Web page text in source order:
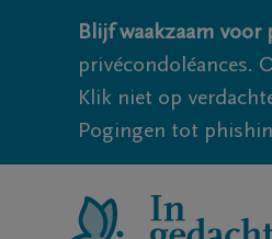
Blijf waakzaam
privécondoléances.
Klik niet op
Pogingen tot